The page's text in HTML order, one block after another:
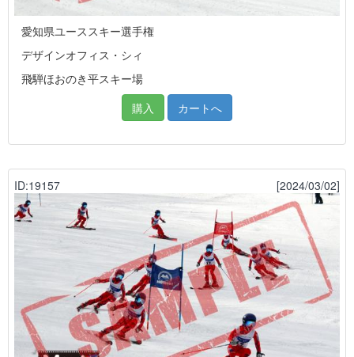
愛知県ユーススキー選手権
デザインオフィス・シィ
飛騨ほおのき平スキー場
購入
カートへ
ID:19157 [2024/03/02]